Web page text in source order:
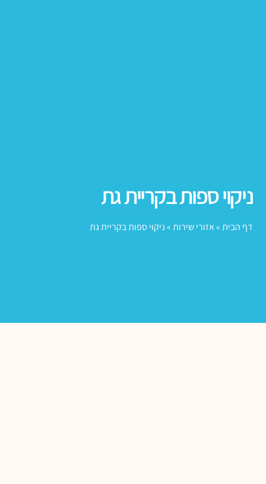
ניקוי ספות בקריית גת
דף הבית»אזורי שירות»ניקוי ספות בקריית גת